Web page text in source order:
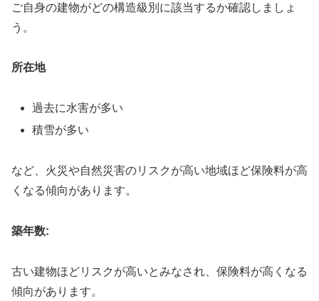
ご自身の建物がどの構造級別に該当するか確認しましょ
う。
所在地
過去に水害が多い
積雪が多い
など、火災や自然災害のリスクが高い地域ほど保険料が高
くなる傾向があります。
築年数:
古い建物ほどリスクが高いとみなされ、保険料が高くなる
傾向があります。